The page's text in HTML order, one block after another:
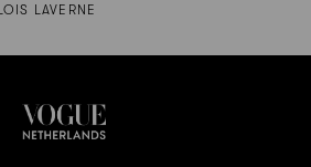
LAVERNE